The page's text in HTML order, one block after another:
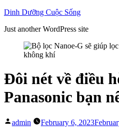
Skip
content
Dinh Dưỡng Cuộc Sống
Just another WordPress site
Đôi nét về điều
Panasonic bạn
Posted
admin February 6, 2023